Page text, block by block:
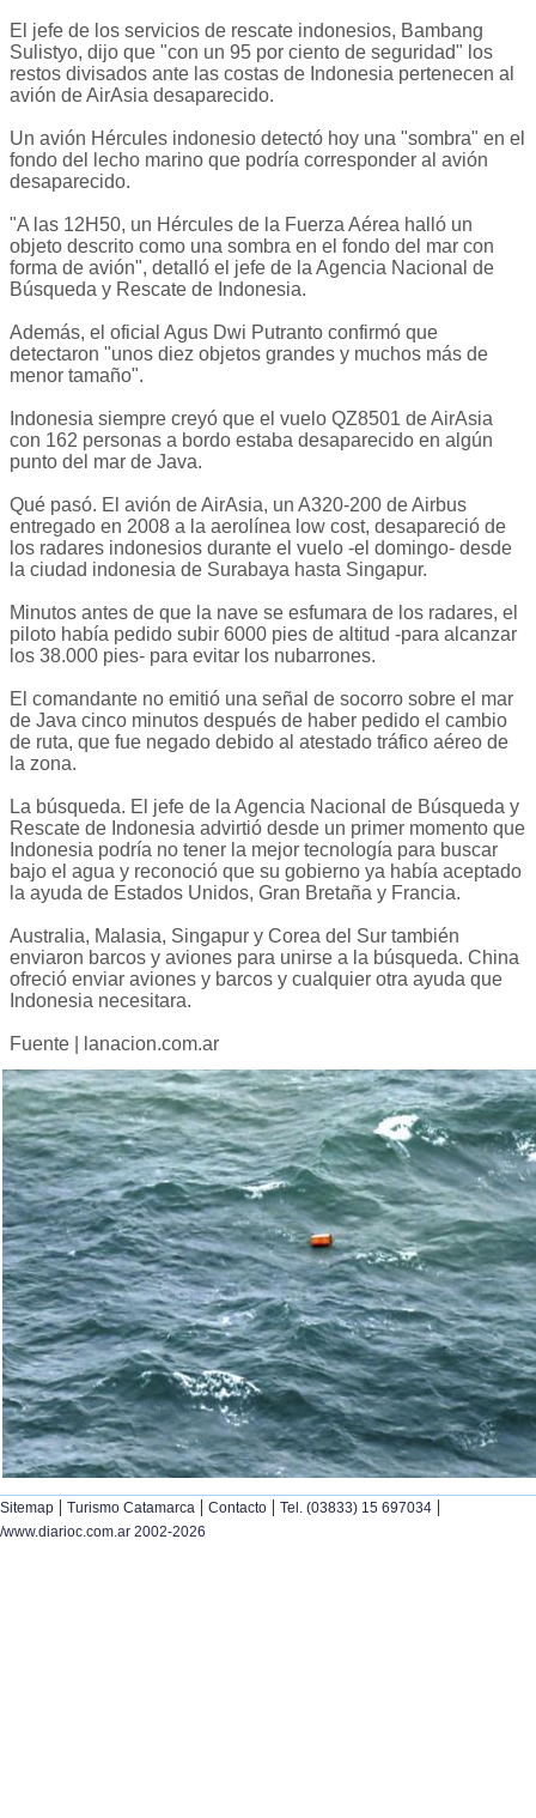
El jefe de los servicios de rescate indonesios, Bambang
Sulistyo, dijo que "con un 95 por ciento de seguridad" los
restos divisados ante las costas de Indonesia pertenecen al
avión de AirAsia desaparecido.
Un avión Hércules indonesio detectó hoy una "sombra" en el
fondo del lecho marino que podría corresponder al avión
desaparecido.
"A las 12H50, un Hércules de la Fuerza Aérea halló un
objeto descrito como una sombra en el fondo del mar con
forma de avión", detalló el jefe de la Agencia Nacional de
Búsqueda y Rescate de Indonesia.
Además, el oficial Agus Dwi Putranto confirmó que
detectaron "unos diez objetos grandes y muchos más de
menor tamaño".
Indonesia siempre creyó que el vuelo QZ8501 de AirAsia
con 162 personas a bordo estaba desaparecido en algún
punto del mar de Java.
Qué pasó. El avión de AirAsia, un A320-200 de Airbus
entregado en 2008 a la aerolínea low cost, desapareció de
los radares indonesios durante el vuelo -el domingo- desde
la ciudad indonesia de Surabaya hasta Singapur.
Minutos antes de que la nave se esfumara de los radares, el
piloto había pedido subir 6000 pies de altitud -para alcanzar
los 38.000 pies- para evitar los nubarrones.
El comandante no emitió una señal de socorro sobre el mar
de Java cinco minutos después de haber pedido el cambio
de ruta, que fue negado debido al atestado tráfico aéreo de
la zona.
La búsqueda. El jefe de la Agencia Nacional de Búsqueda y
Rescate de Indonesia advirtió desde un primer momento que
Indonesia podría no tener la mejor tecnología para buscar
bajo el agua y reconoció que su gobierno ya había aceptado
la ayuda de Estados Unidos, Gran Bretaña y Francia.
Australia, Malasia, Singapur y Corea del Sur también
enviaron barcos y aviones para unirse a la búsqueda. China
ofreció enviar aviones y barcos y cualquier otra ayuda que
Indonesia necesitara.
Fuente | lanacion.com.ar
Sitemap | Turismo Catamarca | Contacto | Tel. (03833) 15 697034 |
/www.diarioc.com.ar 2002-2026